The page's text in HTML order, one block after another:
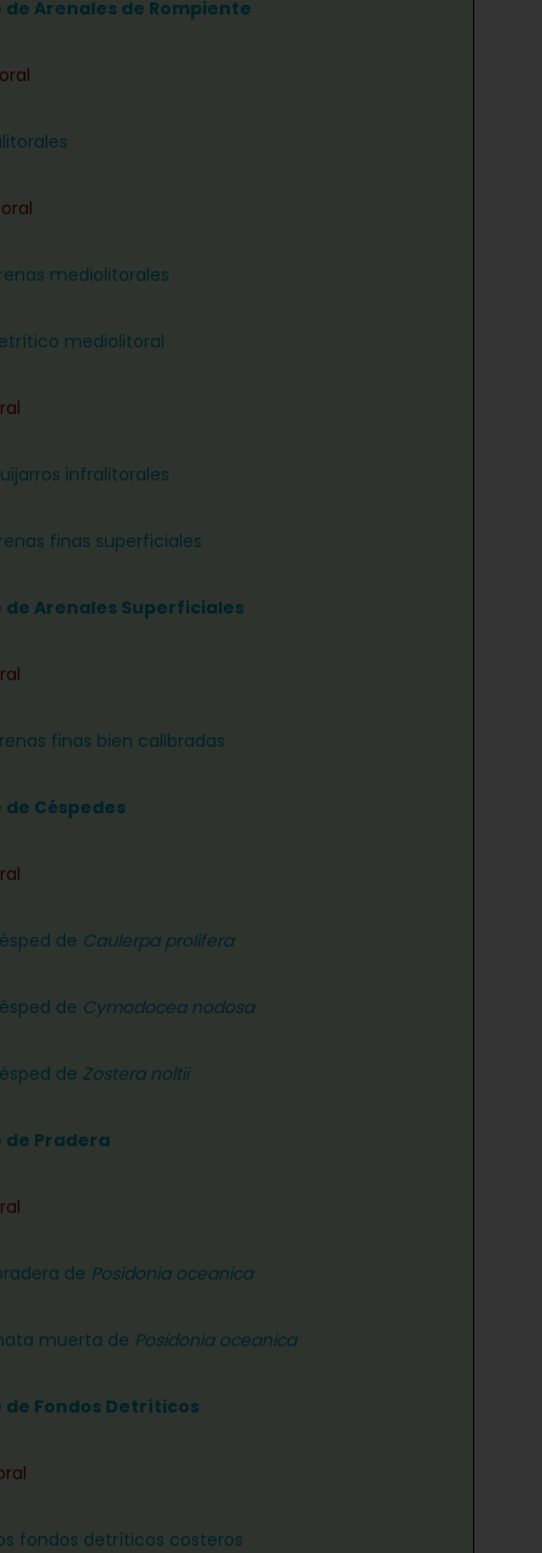
de Arenales de Rompiente
mediolitorales
mediolitoral
infralitorales
finas superficiales
de Arenales Superficiales
finas bien calibradas
de Céspedes
de Caulerpa prolifera
de Cymodocea nodosa
de Zostera noltii
de Pradera
de Posidonia oceanica
muerta de Posidonia oceanica
de Fondos Detríticos
fondos detríticos costeros